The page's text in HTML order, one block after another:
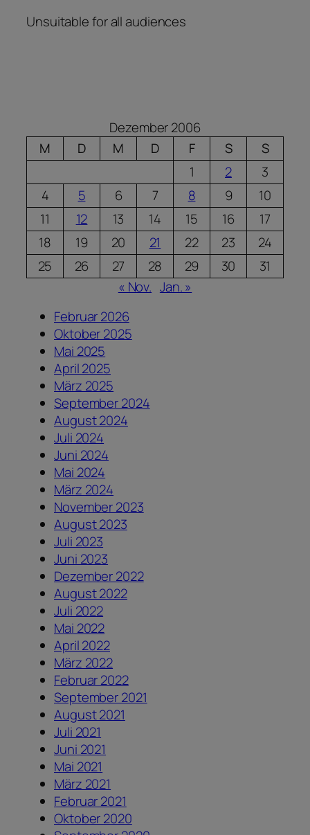
Unsuitable for all audiences
Dezember 2006
M
D M D F S
S
1
2
3
4
5 6 7 8 9
10
11
12 13 14 15 16
17
18
19 20 21 22 23
24
25
26 27 28 29 30
31
« Nov. Jan. »
Februar 2026
Oktober 2025
Mai 2025
April 2025
März 2025
September 2024
August 2024
Juli 2024
Juni 2024
Mai 2024
März 2024
November 2023
August 2023
Juli 2023
Juni 2023
Dezember 2022
August 2022
Juli 2022
Mai 2022
April 2022
März 2022
Februar 2022
September 2021
August 2021
Juli 2021
Juni 2021
Mai 2021
März 2021
Februar 2021
Oktober 2020